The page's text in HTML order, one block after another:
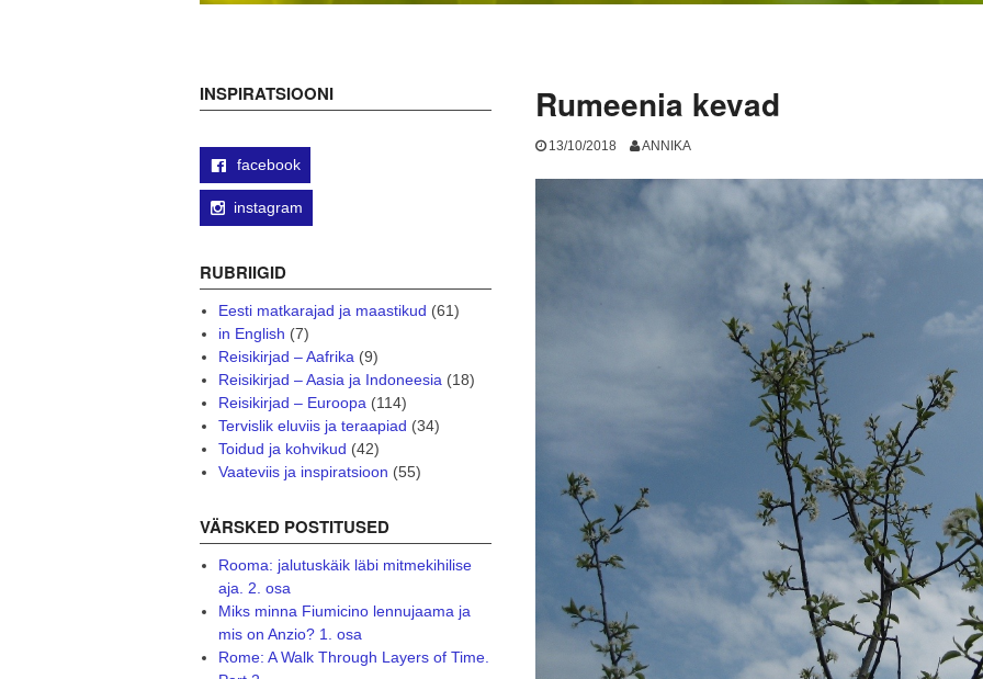
Rumeenia kevad
13/10/2018 ANNIKA
INSPIRATSIOONI
facebook
instagram
RUBRIIGID
Eesti matkarajad ja maastikud (61)
in English (7)
Reisikirjad – Aafrika(9)
Reisikirjad – Aasia ja Indoneesia(18)
Reisikirjad – Euroopa(114)
Tervislik eluviis ja teraapiad (34)
Toidud ja kohvikud (42)
Vaateviis ja inspiratsioon (55)
VÄRSKED POSTITUSED
Rooma: jalutuskäik läbi mitmekihilise
aja. 2. osa
Miks minna Fiumicino lennujaama ja
mis on Anzio? 1. osa
Rome: A Walk Through Layers of Time.